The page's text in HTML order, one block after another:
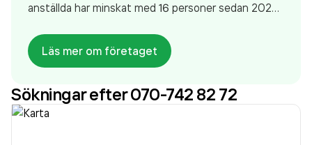
anställda har minskat med 16 personer sedan 2024
är ett aktiebolag som varit aktivt sedan 2008.
Kosmo Miljötjänst ABomsatte 60 241 000,00 kr
senaste räkenskapsåret (2025).
Läs mer om företaget
Sökningar efter 070-742 82 72